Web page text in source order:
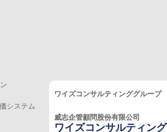
システム
ワイズコンサルティンググループ
威志企管顧問股份有限公司
ワイズコンサルティング